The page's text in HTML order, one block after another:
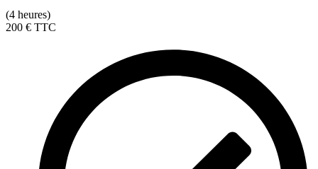
(4 heures)
200 € TTC